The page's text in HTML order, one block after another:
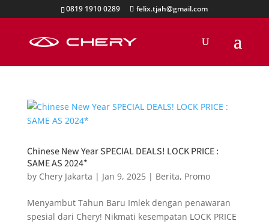
0819 1910 0289 felix.tjah@gmail.com
Chinese New Year SPECIAL DEALS! LOCK PRICE :
SAME AS 2024*
by Chery Jakarta | Jan 9, 2025| Berita, Promo
Menyambut Tahun Baru Imlek dengan penawaran
spesial dari Chery! Nikmati kesempatan LOCK PRICE